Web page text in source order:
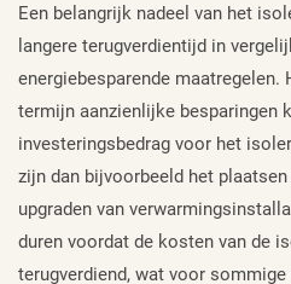
Een belangrijk nadeel van het
langere terugverdientijd in
energiebesparende
termijn aanzienlijke besparingen
investeringsbedrag voor het
zijn dan bijvoorbeeld het
upgraden van
duren voordat de kosten van de
terugverdiend, wat voor